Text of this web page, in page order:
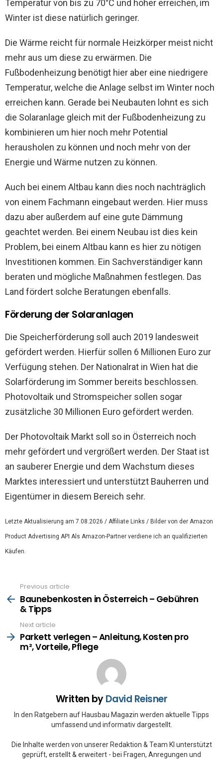
Temperatur von bis zu 70°C und höher erreichen, im
Winter ist diese natürlich geringer.
Die Wärme reicht für normale Heizkörper meist nicht
mehr aus um diese zu erwärmen. Die
Fußbodenheizung benötigt hier aber eine niedrigere
Temperatur, welche die Anlage selbst im Winter noch
erreichen kann. Gerade bei Neubauten lohnt es sich
die Solaranlage gleich mit der Fußbodenheizung zu
kombinieren um hier noch mehr Potential
herausholen zu können und noch mehr von der
Energie und Wärme nutzen zu können.
Auch bei einem Altbau kann dies noch nachträglich
von einem Fachmann eingebaut werden. Hier muss
dazu aber außerdem auf eine gute Dämmung
geachtet werden. Bei einem Neubau ist dies kein
Problem, bei einem Altbau kann es hier zu nötigen
Investitionen kommen. Ein Sachverständiger kann
beraten und mögliche Maßnahmen festlegen. Das
Land fördert solche Beratungen ebenfalls.
Förderung der Solaranlagen
Die Speicherförderung soll auch 2019 landesweit
gefördert werden. Hierfür sollen 6 Millionen Euro zur
Verfügung stehen. Der Nationalrat in Wien hat die
Solarförderung im Sommer bereits beschlossen.
Photovoltaik und Stromspeicher sollen sogar
zusätzliche 30 Millionen Euro gefördert werden.
Der Photovoltaik Markt soll so in Österreich noch
mehr gefördert und vergrößert werden. Der Staat ist
an sauberer Energie und dem Wachstum dieses
Marktes interessiert und unterstützt Bauherren und
Eigentümer in diesem Bereich sehr.
Letzte Aktualisierung am 7.08.2026 / Affiliate Links / Bilder von der Amazon
Product Advertising API Als Amazon-Partner verdiene ich an qualifizierten
Käufen.
more
Previous article
Baunebenkosten in Österreich – Gebühren
& Tipps
Next article
Parkett verlegen – Anleitung, Kosten pro
m², Vorteile, Pflege
Written byDavid Reisner
In den Ratgebern auf Hausbau Magazin werden aktuelle Tipps
umfassend und informativ dargestellt.
Die Inhalte werden von unserer Redaktion & Team KI unterstützt
geprüft, erstellt & erweitert - bei Fragen, Anregungen und